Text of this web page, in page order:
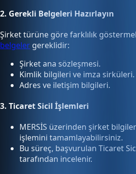
2. Gerekli Belgeleri Hazırlayın
Şirket türüne göre farklılık
belgeler gereklidir:
Şirket ana sözleşmesi.
Kimlik bilgileri ve imza sirküleri.
Adres ve iletişim bilgileri.
3. Ticaret Sicil İşlemleri
MERSİS üzerinden şirket
işlemini tamamlayabilirsiniz.
Bu süreç, başvurulan Ticaret
tarafından incelenir.